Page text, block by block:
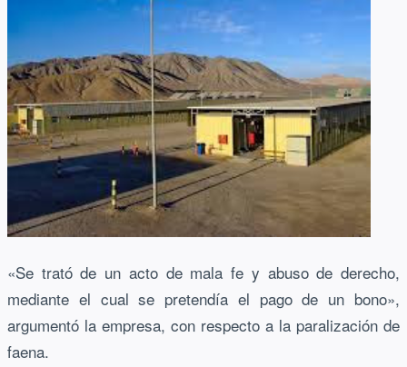
«Se trató de un acto de mala fe y abuso de derecho,
mediante el cual se pretendía el pago de un bono»,
argumentó la empresa, con respecto a la paralización de
faena.